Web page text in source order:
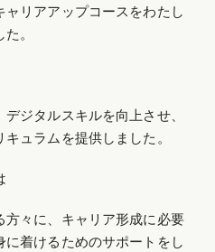
リアアップコースをわたし
。
ジタルスキルを向上させ、
ュラムを提供しました。
々に、キャリア形成に必要
着けるためのサポートをし